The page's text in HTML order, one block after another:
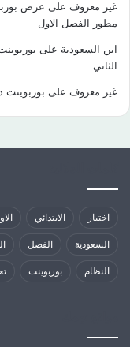
غير معروف على عرض
مطور الفصل الاول
ابن السعودية على
الثاني
غير معروف على
اختبار الابتدائي
السعودية الفصل
النظام بوربوينت